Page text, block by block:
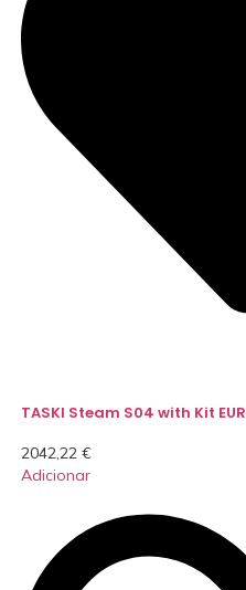
TASKI Steam S04 with Kit EUR
2042,22 €
Adicionar